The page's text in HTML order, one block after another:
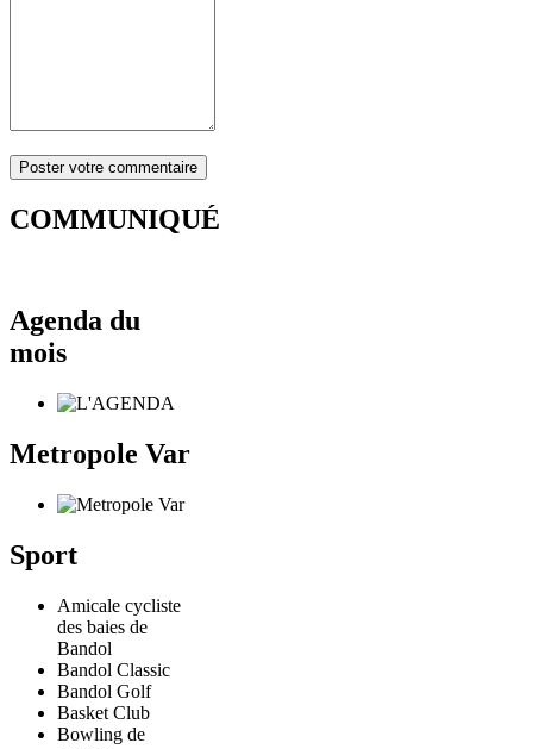
COMMUNIQUÉ
Agenda du
mois
Metropole Var
Sport
Amicale cycliste
des baies de
Bandol
Bandol Classic
Bandol Golf
Basket Club
Bowling de